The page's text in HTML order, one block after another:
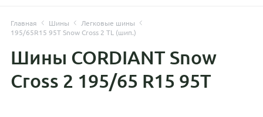
Главная Шины
Легковые шины
195/65R15 95T Snow Cross 2 TL (шип.)
Шины CORDIANT Snow
Cross 2 195/65 R15 95T